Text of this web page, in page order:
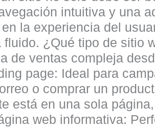
intuitiva y una
la experiencia del
¿Qué tipo de sitio
de ventas compleja
page: Ideal para
o comprar un
está en una sola
web informativa: